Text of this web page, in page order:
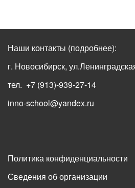
Наши контакты (подробнее):
г. Новосибирск,
тел. +7 (913)-939-27-14
inno-school@yandex.ru
Политика конфиденциальности
Сведения об организации